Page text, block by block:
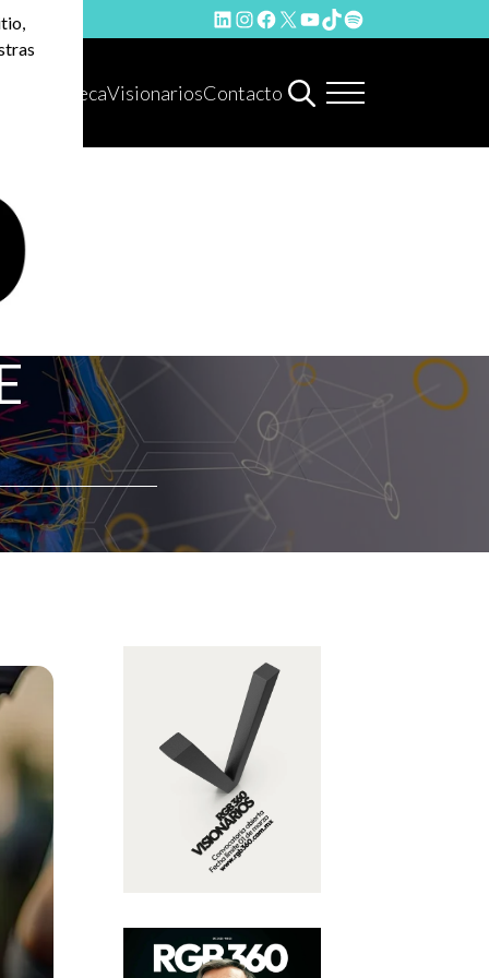
LinkedIn
Instagram
Facebook
X YouTube
TikTok
Spotify
HemerotecaVisionariosContacto